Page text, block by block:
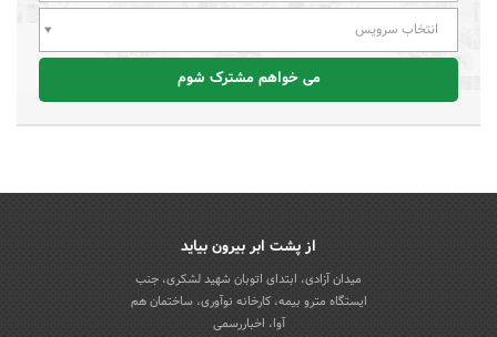
انتخاب سرویس
می خواهم مشترک شوم
از پشت ابر بیرون بیاید
میدان آزادی، ابتدای اتوبان شهید لشکری، جنب
ایستگاه مترو بیمه، کارخانه نوآوری، ساختمان هم
آوا، اخباررسمی